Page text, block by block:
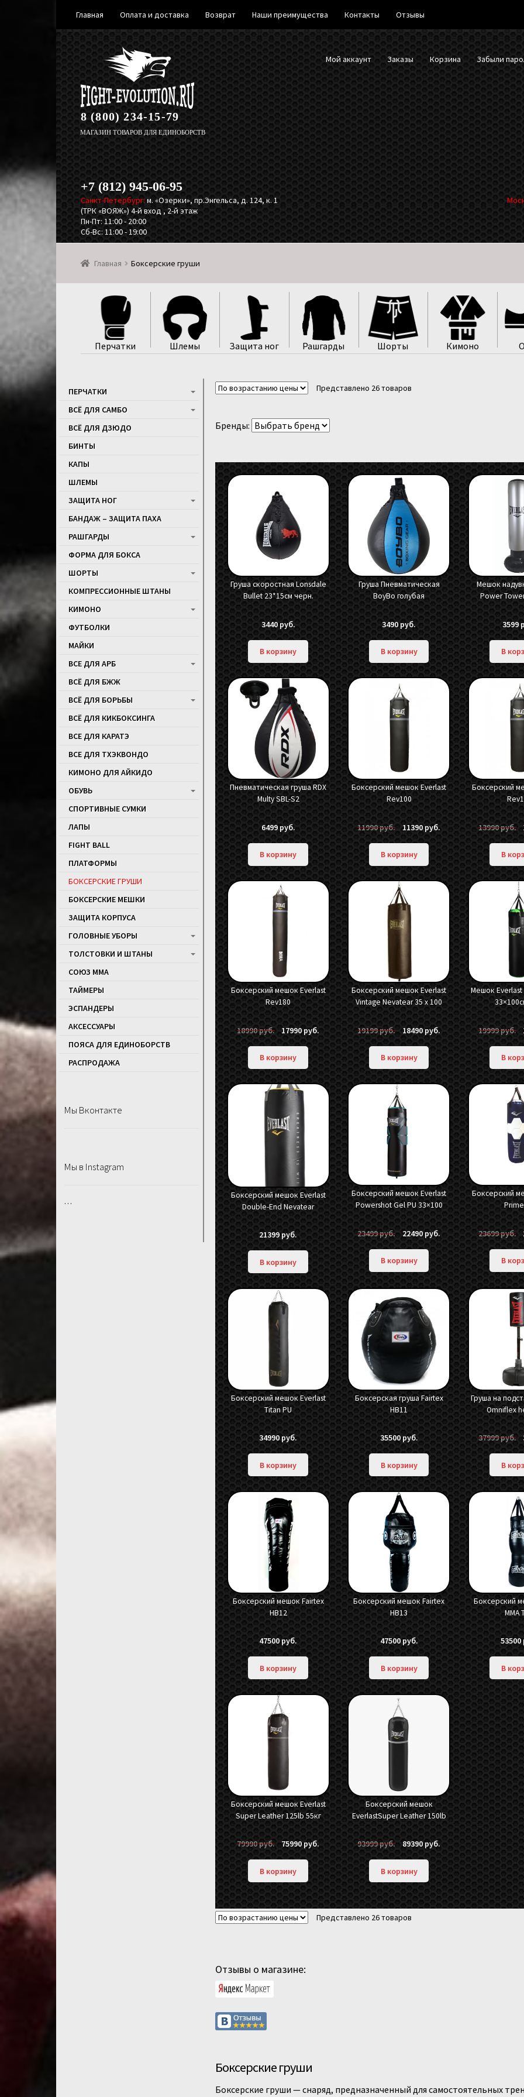
Перейти
к
навигации
Перейти
к
содержимому
Мой аккаунт Заказы Корзина Забыли
8 (800) 234-15-79
МАГАЗИН ТОВАРОВ ДЛЯ ЕДИНОБОРСТВ
+7 (812) 945-06-95
Санкт-Петербург: м. «Озерки», пр.Энгельса, д. 124, к. 1
(ТРК «ВОЯЖ») 4-й вход , 2-й этаж
Пн-Пт: 11:00 - 20:00
Сб-Вс: 11:00 - 19:00
Главная Боксерские груши
Перчатки Шлемы Защита ног Рашгарды Шорты Кимоно
Представлено 26 товаров
Бренды:
Груша скоростная Lonsdale
Bullet 23*15см черн.
3440руб.
В корзину
Груша Пневматическая
BoyBo голубая
3490 руб.
В корзину
Мешок
Power
3599
В
Пневматическая груша RDX
Multy SBL-S2
6499руб.
В корзину
Боксерский мешок Everlast
Rev100
11990руб. Первоначальная
цена
составляла
11990 руб..
11390 руб. Текущая
цена:
11390 руб..
В корзину
Боксерский
13990руб.
В
Боксерский мешок Everlast
Rev180
18990руб.Первоначальная
цена
составляла
18990 руб..
17990руб.Текущая
цена:
17990 руб..
В корзину
Боксерский мешок Everlast
Vintage Nevatear 35 x 100
19199руб.Первоначальная
цена
составляла
19199 руб..
18490 руб.Текущая
цена:
18490 руб..
В корзину
Мешок Everlast
19999руб.
В
Боксерский мешок Everlast
Double-End Nevatear
21399руб.
В корзину
Боксерский мешок Everlast
Powershot Gel PU 33×100
23499руб.Первоначальная
цена
составляла
23499 руб..
22490 руб.Текущая
цена:
22490 руб..
В корзину
Боксерский
23699руб.
В
Боксерский мешок Everlast
Titan PU
34990руб.
В корзину
Боксерская груша Fairtex
HB11
35500руб.
В корзину
Груша на
Omniflex
37999руб.
В
Боксерский мешок Fairtex
HB12
47500руб.
В корзину
Боксерский мешок Fairtex
HB13
47500руб.
В корзину
Боксерский
MMA
53500
В
Боксерский мешок Everlast
Super Leather 125lb 55кг
79990руб.Первоначальная
цена
составляла
79990 руб..
75990руб.Текущая
цена:
75990 руб..
В корзину
Боксерский мешок
EverlastSuper Leather 150lb
93999руб.Первоначальная
цена
составляла
93999 руб..
89390 руб.Текущая
цена:
89390 руб..
В корзину
Представлено 26 товаров
Отзывы о магазине:
Боксерские груши
Боксерские груши — снаряд, предназначенный для самостоятельных
ПЕРЧАТКИ
ВСЁ ДЛЯ САМБО
ВСЁ ДЛЯ ДЗЮДО
БИНТЫ
КАПЫ
ШЛЕМЫ
ЗАЩИТА НОГ
БАНДАЖ – ЗАЩИТА ПАХА
РАШГАРДЫ
ФОРМА ДЛЯ БОКСА
ШОРТЫ
КОМПРЕССИОННЫЕ ШТАНЫ
КИМОНО
ФУТБОЛКИ
МАЙКИ
ВСЕ ДЛЯ АРБ
ВСЁ ДЛЯ БЖЖ
ВСЁ ДЛЯ БОРЬБЫ
ВСЁ ДЛЯ КИКБОКСИНГА
ВСЕ ДЛЯ КАРАТЭ
ВСЕ ДЛЯ ТХЭКВОНДО
КИМОНО ДЛЯ АЙКИДО
ОБУВЬ
СПОРТИВНЫЕ СУМКИ
ЛАПЫ
FIGHT BALL
ПЛАТФОРМЫ
БОКСЕРСКИЕ ГРУШИ
БОКСЕРСКИЕ МЕШКИ
ЗАЩИТА КОРПУСА
ГОЛОВНЫЕ УБОРЫ
ТОЛСТОВКИ И ШТАНЫ
СОЮЗ ММА
ТАЙМЕРЫ
ЭСПАНДЕРЫ
АКСЕССУАРЫ
ПОЯСА ДЛЯ ЕДИНОБОРСТВ
РАСПРОДАЖA
Мы Вконтакте
Мы в Instagram
…
Главная Оплата и доставка Возврат Наши преимущества Контакты Отзывы